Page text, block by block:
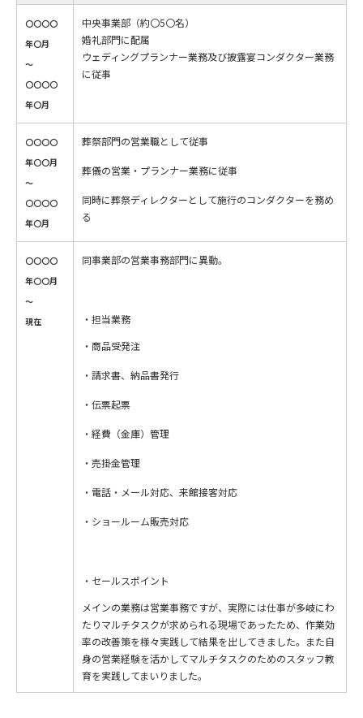
〇〇〇〇
年〇月
～
〇〇〇〇
年〇月
中央事業部（約〇5〇名）
婚礼部門に配属
ウェディングプランナー業務及び披露宴コンダクター業務
に従事
〇〇〇〇
年〇〇月
～
〇〇〇〇
年〇月
葬祭部門の営業職として従事
葬儀の営業・プランナー業務に従事
同時に葬祭ディレクターとして施行のコンダクターを務め
る
〇〇〇〇
年〇〇月
～
現在
同事業部の営業事務部門に異動。
担当業務
・商品受発注
・請求書、納品書発行
・伝票起票
・経費（金庫）管理
・売掛金管理
・電話・メール対応、来館接客対応
・ショールーム販売対応
セールスポイント
メインの業務は営業事務ですが、実際には仕事が多岐にわ
たりマルチタスクが求められる現場であったため、作業効
率の改善策を様々実践して結果を出してきました。また自
身の営業経験を活かしてマルチタスクのためのスタッフ教
育を実践してまいりました。